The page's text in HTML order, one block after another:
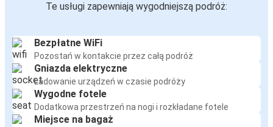
Te usługi zapewniają wygodniejszą podróż:
Bezpłatne WiFi
Pozostań w kontakcie przez całą podróż
Gniazda elektryczne
Ładowanie urządzeń w czasie podróży
Wygodne fotele
Dodatkowa przestrzeń na nogi i rozkładane fotele
Miejsce na bagaż